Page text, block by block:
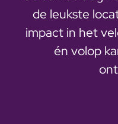
de leukste
impact in het
én volop